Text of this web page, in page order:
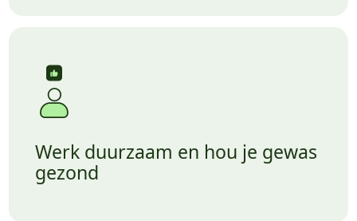
Werk duurzaam en hou je gewas
gezond